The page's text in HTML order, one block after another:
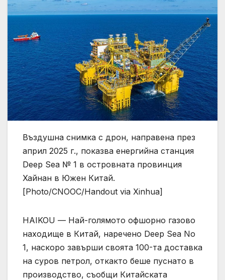
Въздушна снимка с дрон, направена през
април 2025 г., показва енергийна станция
Deep Sea № 1 в островната провинция
Хайнан в Южен Китай.
[Photo/CNOOC/Handout via Xinhua]
HAIKOU — Най-голямото офшорно газово
находище в Китай, наречено Deep Sea No
1, наскоро завърши своята 100-та доставка
на суров петрол, откакто беше пуснато в
производство, съобщи Китайската